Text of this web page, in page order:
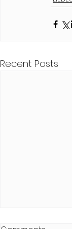
Recent Posts